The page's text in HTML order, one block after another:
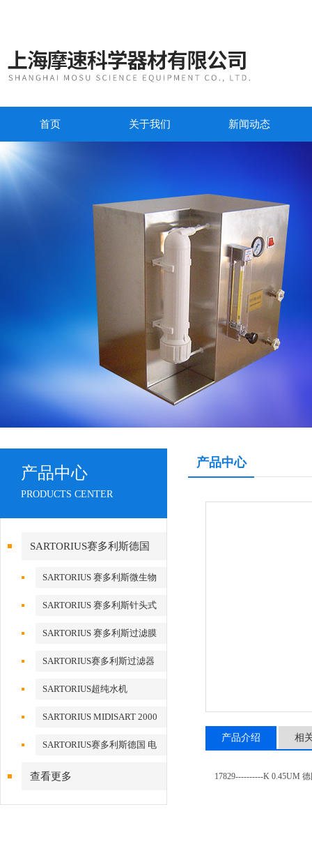
首页 关于我们 新闻动态
产品中心
PRODUCTS CENTER
SARTORIUS赛多利斯德国
SARTORIUS 赛多利斯微生物
SARTORIUS 赛多利斯针头式
SARTORIUS 赛多利斯过滤膜
SARTORIUS赛多利斯过滤器
SARTORIUS超纯水机
SARTORIUS MIDISART 2000
SARTORIUS赛多利斯德国 电
查看更多
产品中心
产品介绍 相
17829----------K 0.45UM